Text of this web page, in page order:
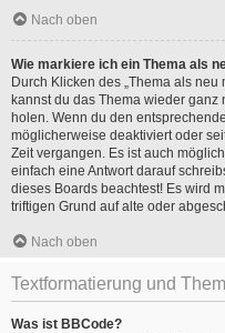
Nach oben
Wie markiere ich ein Thema als
Durch Klicken des „Thema als
kannst du das Thema wieder
holen. Wenn du den
möglicherweise deaktiviert oder
Zeit vergangen. Es ist auch
einfach eine Antwort darauf
dieses Boards beachtest! Es wird
triftigen Grund auf alte oder
Nach oben
Textformatierung und
Was ist BBCode?